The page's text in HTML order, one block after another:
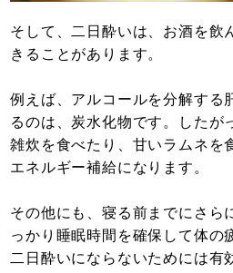
そして、二日酔いは、お酒を飲
きることがあります。
例えば、アルコールを分解する
るのは、炭水化物です。したが
雑炊を食べたり、甘いラムネを
エネルギー補給になります。
その他にも、寝る前までにさら
っかり睡眠時間を確保して体の
二日酔いにならないためには有